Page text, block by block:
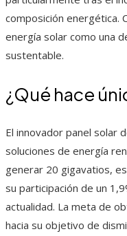
composición energética.
energía solar como una
sustentable.
¿Qué hace
El innovador panel solar
soluciones de energía
generar 20 gigavatios,
su participación de un
actualidad. La meta de
hacia su objetivo de